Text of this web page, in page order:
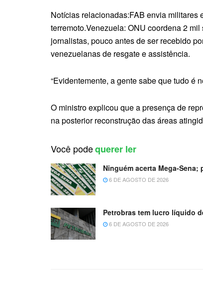
Notícias relacionadas:FAB envia militares
terremoto.Venezuela: ONU coordena 2
jornalistas, pouco antes de ser recebido
venezuelanas de resgate e assistência.
“Evidentemente, a gente sabe que tudo é
O ministro explicou que a presença de
na posterior reconstrução das áreas
Você podequerer ler
Ninguém acerta Mega-Sena;
6 DE AGOSTO DE 2026
Petrobras tem lucro líquido
6 DE AGOSTO DE 2026